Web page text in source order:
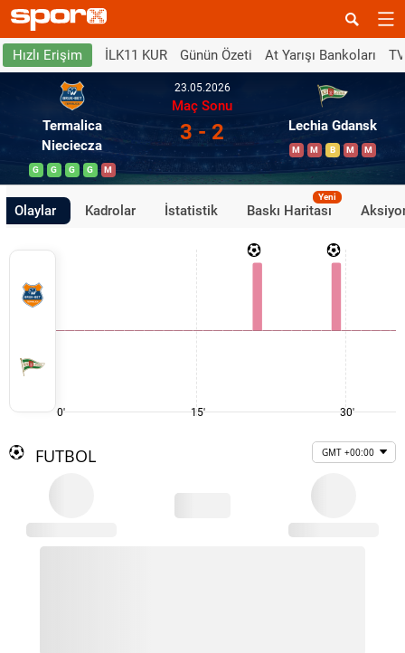
Hızlı Erişim İLK11 KUR Günün Özeti At Yarışı Bankoları
Termalica
Nieciecza
G G G G M
23.05.2026
Maç Sonu
3 - 2 Lechia Gdansk
M M B M M
Olaylar Kadrolar İstatistik Baskı Haritası
Yeni
0' 15' 30'
FUTBOL GMT +00:00